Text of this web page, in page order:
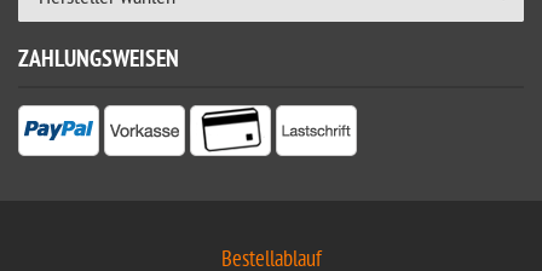
ZAHLUNGSWEISEN
Bestellablauf